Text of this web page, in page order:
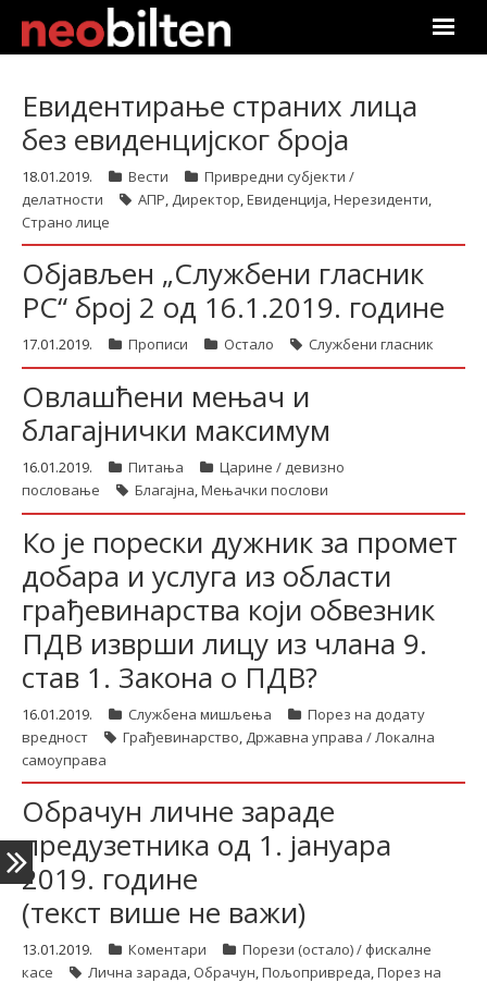
Претрага
Актуелно
Подаци
Линкови
О нама
Претплата
Пријава
latinica
Eвидентирање страних лица
без евиденцијског броја
18.01.2019. Вести
Привредни субјекти /
делатности
АПР, Директор,Евиденција,Нерезиденти,
Страно лице
Објављен „Службени гласник
РС“ број 2 од 16.1.2019. године
17.01.2019. Прописи Остало Службени гласник
Овлашћени мењач и
благајнички максимум
16.01.2019. Питања
Царине / девизно
пословање
Благајна,Мењачки послови
Ко је порески дужник за промет
добара и услуга из области
грађевинарства који обвезник
ПДВ изврши лицу из члана 9.
став 1. Закона о ПДВ?
16.01.2019. Службена мишљења
Порез на додату
вредност
Грађевинарство, Државна управа / Локална
самоуправа
Обрачун личне зараде
предузетника од 1. јануара
2019. године
(текст више не важи)
13.01.2019. Коментари
Порези (остало) / фискалне
касе
Лична зарада, Обрачун,Пољопривреда,Порез на